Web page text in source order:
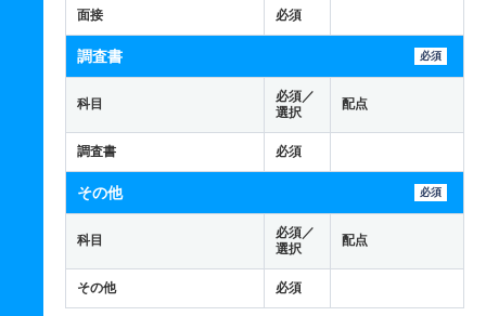
面接 必須
調査書 必須
科目
必須／
選択
配点
調査書 必須
その他 必須
科目
必須／
選択
配点
その他 必須